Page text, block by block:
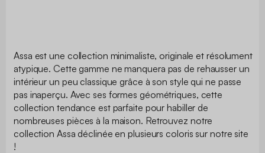
Assa est une collection minimaliste, originale et résolument
atypique. Cette gamme ne manquera pas de rehausser un
intérieur un peu classique grâce à son style qui ne passe
pas inaperçu. Avec ses formes géométriques, cette
collection tendance est parfaite pour habiller de
nombreuses pièces à la maison. Retrouvez notre
collection Assa déclinée en plusieurs coloris sur notre site
!